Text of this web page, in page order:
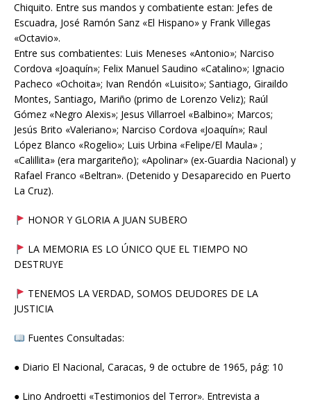
Chiquito. Entre sus mandos y combatiente estan: Jefes de
Escuadra, José Ramón Sanz «El Hispano» y Frank Villegas
«Octavio».
Entre sus combatientes: Luis Meneses «Antonio»; Narciso
Cordova «Joaquín»; Felix Manuel Saudino «Catalino»; Ignacio
Pacheco «Ochoita»; Ivan Rendón «Luisito»; Santiago, Giraildo
Montes, Santiago, Mariño (primo de Lorenzo Veliz); Raúl
Gómez «Negro Alexis»; Jesus Villarroel «Balbino»; Marcos;
Jesús Brito «Valeriano»; Narciso Cordova «Joaquín»; Raul
López Blanco «Rogelio»; Luis Urbina «Felipe/El Maula» ;
«Calillita» (era margariteño); «Apolinar» (ex-Guardia Nacional) y
Rafael Franco «Beltran». (Detenido y Desaparecido en Puerto
La Cruz).
HONOR Y GLORIA A JUAN SUBERO
LA MEMORIA ES LO ÚNICO QUE EL TIEMPO NO
DESTRUYE
TENEMOS LA VERDAD, SOMOS DEUDORES DE LA
JUSTICIA
Fuentes Consultadas:
● Diario El Nacional, Caracas, 9 de octubre de 1965, pág: 10
● Lino Androetti «Testimonios del Terror». Entrevista a